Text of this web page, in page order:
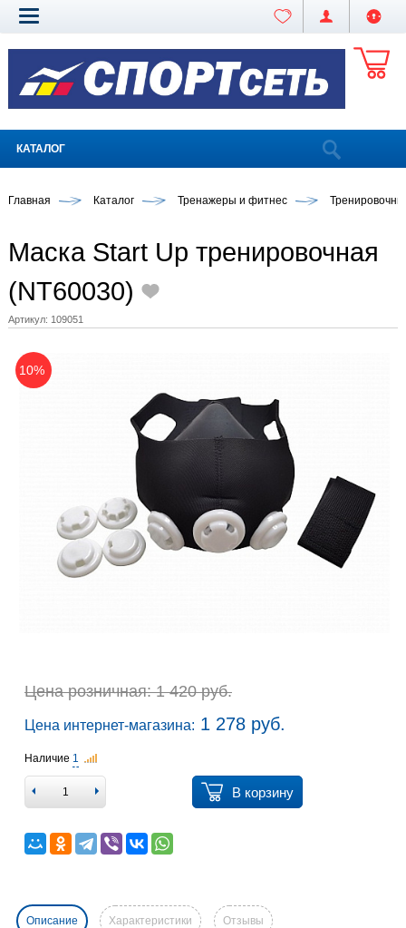
КАТАЛОГ
Главная Каталог Тренажеры и фитнес
Маска Start Up тренировочная
(NT60030)
Артикул: 109051
10%
Цена розничная: 1 420 руб.
Цена интернет-магазина: 1 278 руб.
Наличие 1
В корзину
Описание Характеристики Отзывы